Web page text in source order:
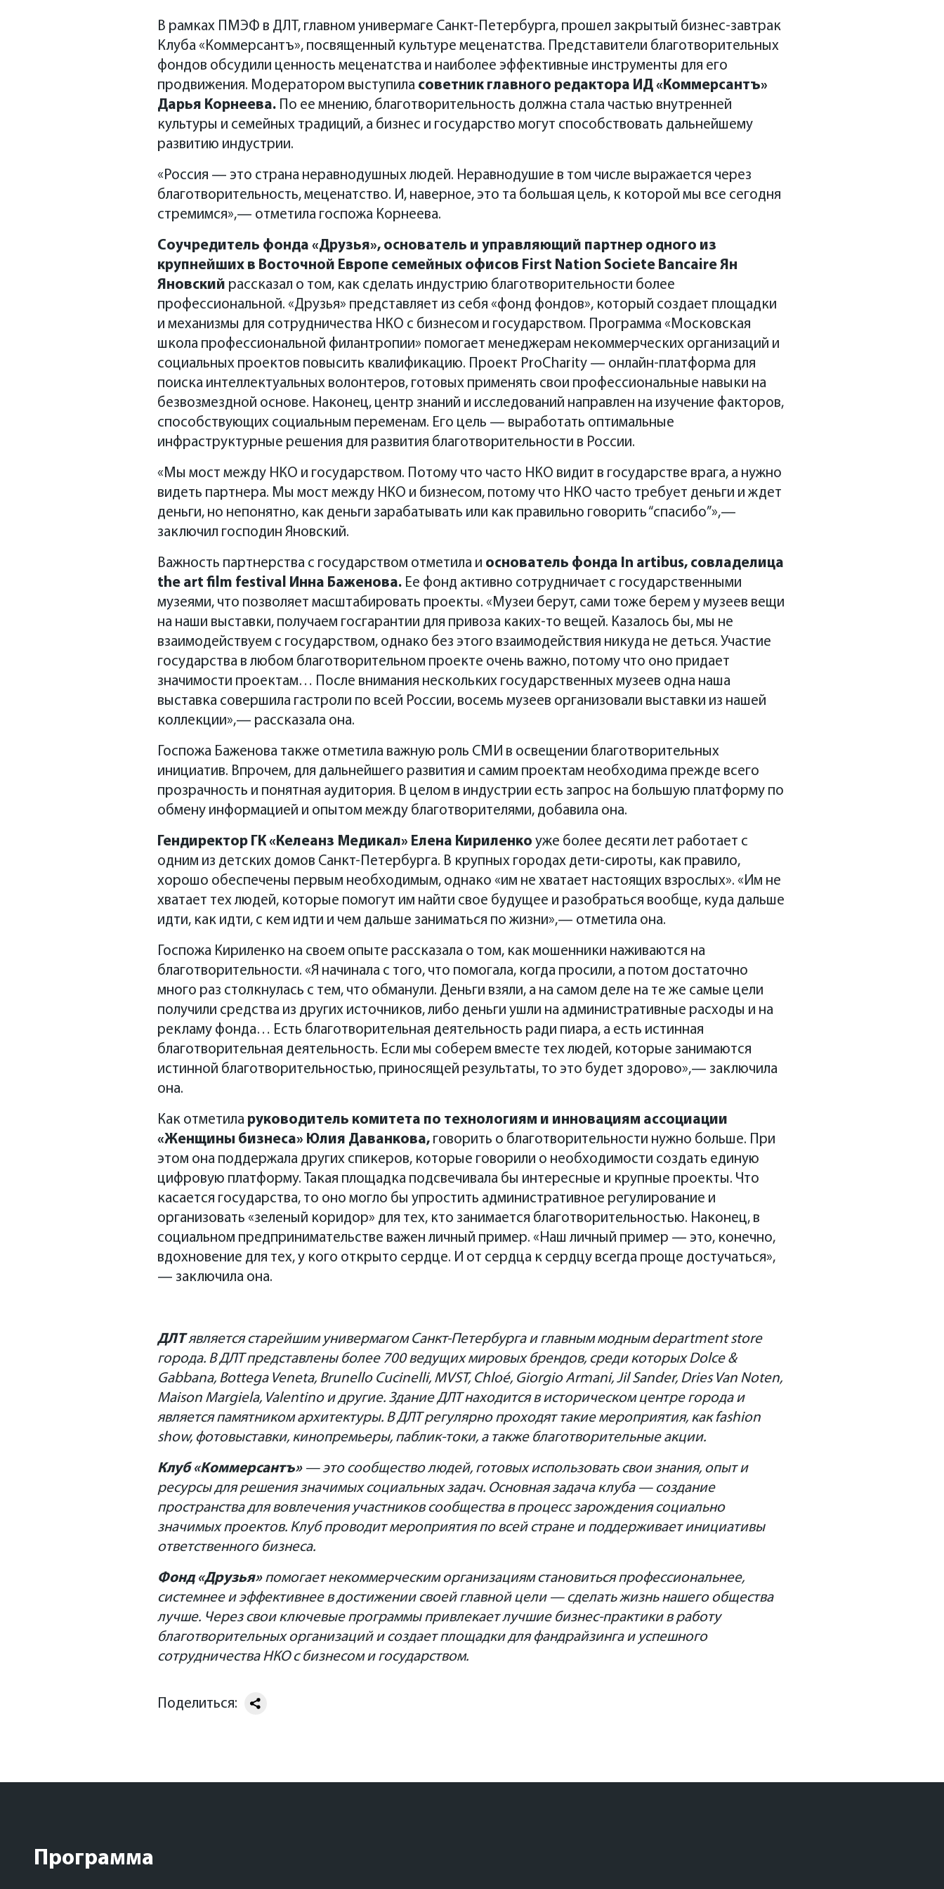
В рамках ПМЭФ в ДЛТ, главном универмаге Санкт-Петербурга, прошел закрытый бизнес-завтрак
Клуба «Коммерсантъ», посвященный культуре меценатства. Представители благотворительных
фондов обсудили ценность меценатства и наиболее эффективные инструменты для его
продвижения. Модератором выступила советник главного редактора ИД «Коммерсантъ»
Дарья Корнеева.
По ее мнению, благотворительность должна стала частью внутренней
культуры и семейных традиций, а бизнес и государство могут способствовать дальнейшему
развитию индустрии.
«Россия — это страна неравнодушных людей. Неравнодушие в том числе выражается через
благотворительность, меценатство. И, наверное, это та большая цель, к которой мы все сегодня
стремимся»,— отметила госпожа Корнеева.
Соучредитель фонда «Друзья», основатель и управляющий партнер одного из
крупнейших в Восточной Европе семейных офисов First Nation Societe Bancaire Ян
Яновский рассказал о том, как сделать индустрию благотворительности более
профессиональной. «Друзья» представляет из себя «фонд фондов», который создает площадки
и механизмы для сотрудничества НКО с бизнесом и государством. Программа «Московская
школа профессиональной филантропии» помогает менеджерам некоммерческих организаций и
социальных проектов повысить квалификацию. Проект ProCharity — онлайн-платформа для
поиска интеллектуальных волонтеров, готовых применять свои профессиональные навыки на
безвозмездной основе. Наконец, центр знаний и исследований направлен на изучение факторов,
способствующих социальным переменам. Его цель — выработать оптимальные
инфраструктурные решения для развития благотворительности в России.
«Мы мост между НКО и государством. Потому что часто НКО видит в государстве врага, а нужно
видеть партнера. Мы мост между НКО и бизнесом, потому что НКО часто требует деньги и ждет
деньги, но непонятно, как деньги зарабатывать или как правильно говорить “спасибо”»,—
заключил господин Яновский.
Важность партнерства с государством отметила и основатель фонда In artibus, совладелица
the art film festival Инна Баженова. Ее фонд активно сотрудничает с государственными
музеями, что позволяет масштабировать проекты. «Музеи берут, сами тоже берем у музеев вещи
на наши выставки, получаем госгарантии для привоза каких-то вещей. Казалось бы, мы не
взаимодействуем с государством, однако без этого взаимодействия никуда не деться. Участие
государства в любом благотворительном проекте очень важно, потому что оно придает
значимости проектам… После внимания нескольких государственных музеев одна наша
выставка совершила гастроли по всей России, восемь музеев организовали выставки из нашей
коллекции»,— рассказала она.
Госпожа Баженова также отметила важную роль СМИ в освещении благотворительных
инициатив. Впрочем, для дальнейшего развития и самим проектам необходима прежде всего
прозрачность и понятная аудитория. В целом в индустрии есть запрос на большую платформу по
обмену информацией и опытом между благотворителями, добавила она.
Гендиректор ГК «Келеанз Медикал» Елена Кириленко уже более десяти лет работает с
одним из детских домов Санкт-Петербурга. В крупных городах дети-сироты, как правило,
хорошо обеспечены первым необходимым, однако «им не хватает настоящих взрослых». «Им не
хватает тех людей, которые помогут им найти свое будущее и разобраться вообще, куда дальше
идти, как идти, с кем идти и чем дальше заниматься по жизни»,— отметила она.
Госпожа Кириленко на своем опыте рассказала о том, как мошенники наживаются на
благотворительности. «Я начинала с того, что помогала, когда просили, а потом достаточно
много раз столкнулась с тем, что обманули. Деньги взяли, а на самом деле на те же самые цели
получили средства из других источников, либо деньги ушли на административные расходы и на
рекламу фонда… Есть благотворительная деятельность ради пиара, а есть истинная
благотворительная деятельность. Если мы соберем вместе тех людей, которые занимаются
истинной благотворительностью, приносящей результаты, то это будет здорово»,— заключила
она.
Как отметила руководитель комитета по технологиям и инновациям ассоциации
«Женщины бизнеса» Юлия Даванкова, говорить о благотворительности нужно больше. При
этом она поддержала других спикеров, которые говорили о необходимости создать единую
цифровую платформу. Такая площадка подсвечивала бы интересные и крупные проекты. Что
касается государства, то оно могло бы упростить административное регулирование и
организовать «зеленый коридор» для тех, кто занимается благотворительностью. Наконец, в
социальном предпринимательстве важен личный пример. «Наш личный пример — это, конечно,
вдохновение для тех, у кого открыто сердце. И от сердца к сердцу всегда проще достучаться»,
— заключила она.
ДЛТявляется старейшим универмагом Санкт-Петербурга и главным модным department store
города. В ДЛТ представлены более 700 ведущих мировых брендов, среди которых Dolce &
Gabbana, Bottega Veneta, Brunello Cucinelli, MVST, Chloé, Giorgio Armani, Jil Sander, Dries Van Noten,
Maison Margiela, Valentino и другие. Здание ДЛТ находится в историческом центре города и
является памятником архитектуры. В ДЛТ регулярно проходят такие мероприятия, как fashion
show, фотовыставки, кинопремьеры, паблик-токи, а также благотворительные акции.
Клуб «Коммерсантъ»—это сообщество людей, готовых использовать свои знания, опыт и
ресурсы для решения значимых социальных задач. Основная задача клуба — создание
пространства для вовлечения участников сообщества в процесс зарождения социально
значимых проектов. Клуб проводит мероприятия по всей стране и поддерживает инициативы
ответственного бизнеса.
Фонд «Друзья»помогает некоммерческим организациям становиться профессиональнее,
системнее и эффективнее в достижении своей главной цели — сделать жизнь нашего общества
лучше. Через свои ключевые программы привлекает лучшие бизнес-практики в работу
благотворительных организаций и создает площадки для фандрайзинга и успешного
сотрудничества НКО с бизнесом и государством.
Поделиться:
Программа